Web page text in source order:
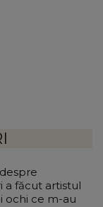
a făcut artistul
ochi ce m-au